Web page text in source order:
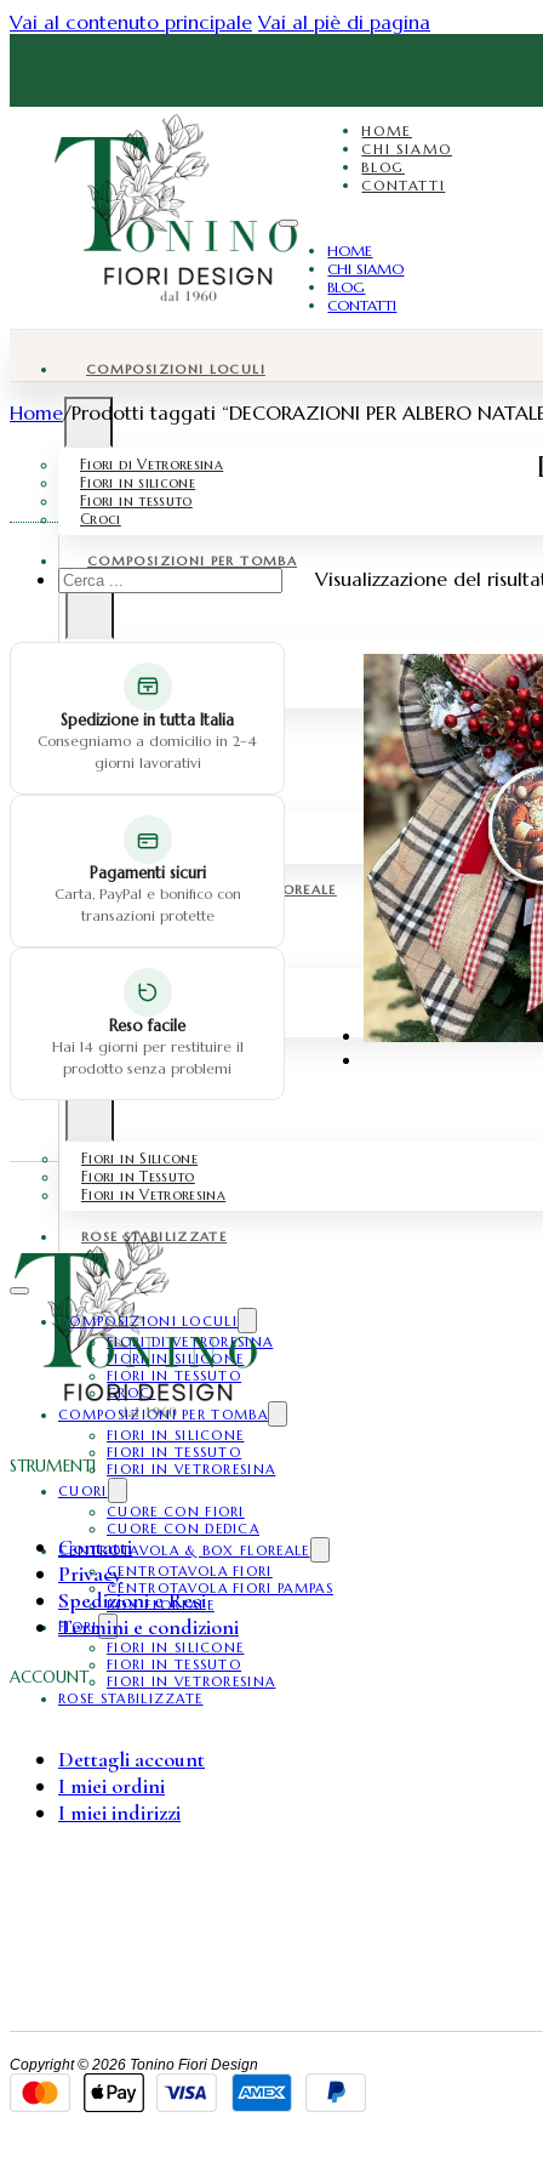
Vai al contenuto principale Vai al piè di pagina
HOME
CHI SIAMO
BLOG
CONTATTI
HOME
CHI SIAMO
BLOG
CONTATTI
COMPOSIZIONI LOCULI
Fiori di Vetroresina
Fiori in silicone
Fiori in tessuto
Croci
COMPOSIZIONI PER TOMBA
Fiori in tessuto
Fiori in vetroresina
CUORI
Cuore con fiori
Cuore con dedica
CENTROTAVOLA & BOX FLOREALE
Centrotavola fiori
Centrotavola fiori pampas
Box floreale
FIORI
Fiori in Silicone
Fiori in Tessuto
Fiori in Vetroresina
ROSE STABILIZZATE
COMPOSIZIONI LOCULI
FIORI DI VETRORESINA
FIORI IN SILICONE
FIORI IN TESSUTO
CROCI
COMPOSIZIONI PER TOMBA
FIORI IN SILICONE
FIORI IN TESSUTO
FIORI IN VETRORESINA
CUORI
CUORE CON FIORI
CUORE CON DEDICA
CENTROTAVOLA & BOX FLOREALE
CENTROTAVOLA FIORI
CENTROTAVOLA FIORI PAMPAS
BOX FLOREALE
FIORI
FIORI IN SILICONE
FIORI IN TESSUTO
FIORI IN VETRORESINA
ROSE STABILIZZATE
Home/Prodotti taggati “DECORAZIONI PER ALBERO
Cerca
...
Spedizione in tutta Italia
Consegniamo a domicilio in 2–4
giorni lavorativi
Pagamenti sicuri
Carta, PayPal e bonifico con
transazioni protette
Reso facile
Hai 14 giorni per restituire il
prodotto senza problemi
Visualizzazione del
STRUMENTI
Contatti
Privacy
Spedizioni e Resi
Termini e condizioni
ACCOUNT
Dettagli account
I miei ordini
I miei indirizzi
Copyright © 2026 Tonino Fiori Design